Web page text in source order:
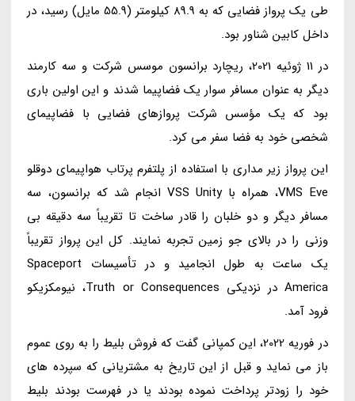
طی یک پرواز فضایی که به 89.9 کیلومتر (55.9 مایل) رسید، در
داخل کابین شناور بود.
در 11 ژوئیه 2021، ریچارد برانسون موسس شرکت و سه کارمند
دیگر به عنوان مسافر سوار یک فضاپیما شدند و این اولین باری
بود که یک مؤسس شرکت پروازهای فضایی با فضاپیمای
شخصی خود به فضا سفر می کرد.
این پرواز زیر مداری با استفاده از پلتفرم پرتاب هواپیمای دوقلو
VMS Eve، همراه با VSS Unity انجام شد که برانسون، سه
مسافر دیگر و دو خلبان را قادر ساخت تا تقریباً سه دقیقه بی
وزنی را در بالای جو زمین تجربه نمایند. کل این پرواز تقریباً
یک ساعت به طول انجامید و در تأسیسات Spaceport
America در نزدیکی Truth or Consequences، نیومکزیکو
فرود آمد.
در فوریه 2022، این کمپانی گفت که فروش بلیط را به روی عموم
باز می نماید و قبل از این تاریخ به مشتریانی که سپرده های
خود را زودتر پرداخت نموده بودند یا در فهرست بودند بلیط